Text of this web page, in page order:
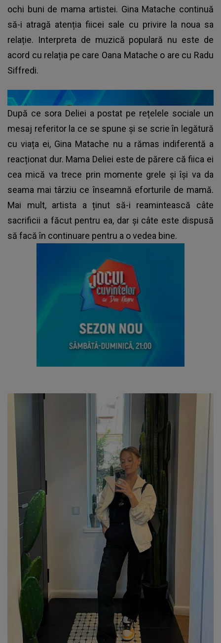
ochi buni de mama artistei. Gina Matache continuă
să-i atragă atenția fiicei sale cu privire la noua sa
relație. Interpreta de muzică populară nu este de
acord cu relația pe care Oana Matache o are cu Radu
Siffredi.
După ce sora Deliei a postat pe rețelele sociale un
mesaj referitor la ce se spune și se scrie în legătură
cu viața ei, Gina Matache nu a rămas indiferentă a
reacționat dur. Mama Deliei este de părere că fiica ei
cea mică va trece prin momente grele și își va da
seama mai târziu ce înseamnă eforturile de mamă.
Mai mult, artista a ținut să-i reamintească câte
sacrificii a făcut pentru ea, dar și câte este dispusă
să facă în continuare pentru a o vedea bine.